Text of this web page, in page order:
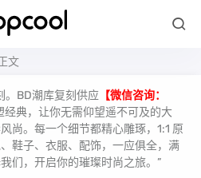
文
。BD潮库复刻供应 【微信咨询：
经典，让你无需仰望遥不可及的大
尚。每一个细节都精心雕琢，1:1 原
鞋子、衣服、配饰，一应俱全，满
们，开启你的璀璨时尚之旅。”